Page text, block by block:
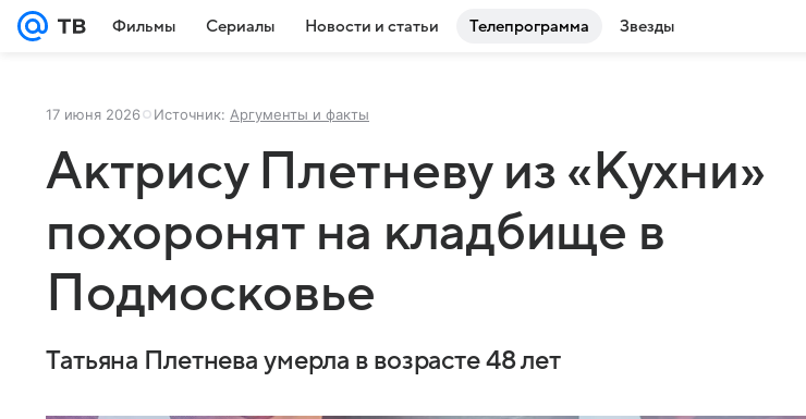
Фильмы Сериалы Новости и статьи Телепрограмма Звезды
17 июня 2026 Источник: Аргументы и факты
Актрису Плетневу из «Кухни»
похоронят на кладбище в
Подмосковье
Татьяна Плетнева умерла в возрасте 48 лет